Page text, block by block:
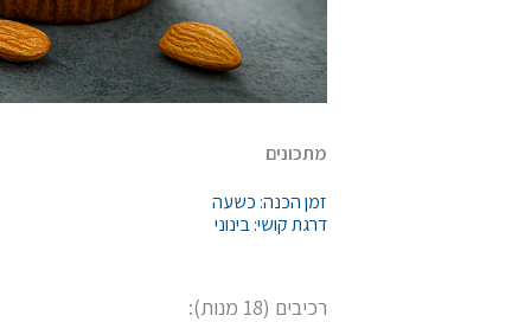
מתכונים
זמן הכנה: כשעה
דרגת קושי: בינוני
רכיבים (18 מנות):